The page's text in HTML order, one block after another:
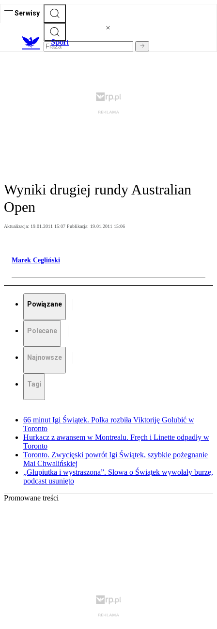
Serwisy
Sport
Wyniki drugiej rundy Australian
Open
Aktualizacja: 19.01.2011 15:07 Publikacja: 19.01.2011 15:06
Marek Cegliński
Powiązane
Polecane
Najnowsze
Tagi
66 minut Igi Świątek. Polka rozbiła Viktoriję Golubić w
Toronto
Hurkacz z awansem w Montrealu. Fręch i Linette odpadły w
Toronto
Toronto. Zwycięski powrót Igi Świątek, szybkie pożegnanie
Mai Chwalińskiej
„Głupiutka i wystraszona”. Słowa o Świątek wywołały burzę,
podcast usunięto
Promowane treści